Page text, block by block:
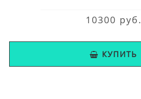
10300 руб.
КУПИТЬ